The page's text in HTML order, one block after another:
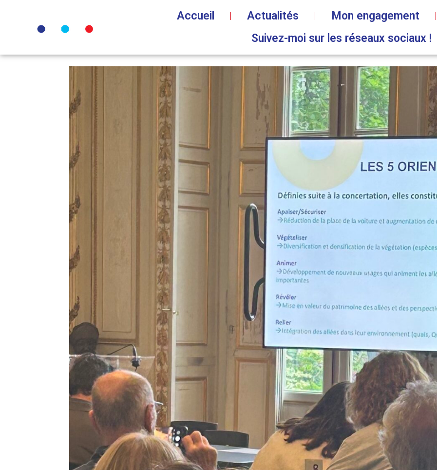
Accueil Actualités Mon engagement
Suivez-moi sur les réseaux sociaux !